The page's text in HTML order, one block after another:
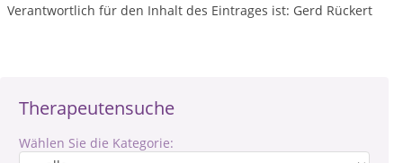
Therapeutensuche
Wählen Sie die Kategorie:
Verantwortlich für den Inhalt des Eintrages ist: Gerd Rückert